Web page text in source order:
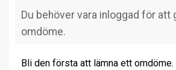
Bli den första att lämna ett omdöme.